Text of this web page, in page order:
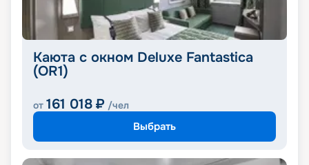
Каюта с окном Deluxe Fantastica
(OR1)
от 161 018 ₽ /чел
Выбрать